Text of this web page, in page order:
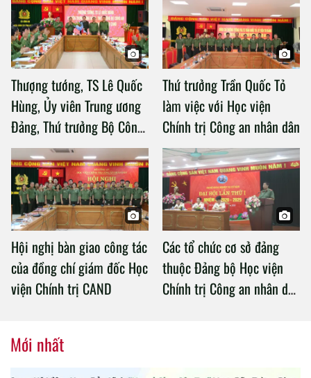
Thượng tướng, TS Lê Quốc
Hùng, Ủy viên Trung ương
Đảng, Thứ trưởng Bộ Công
an làm việc với Học viện
Chính trị Công an nhân dân
Thứ trưởng Trần Quốc Tỏ
làm việc với Học viện
Chính trị Công an nhân dân
Hội nghị bàn giao công tác
của đồng chí giám đốc Học
viện Chính trị CAND
Các tổ chức cơ sở đảng
thuộc Đảng bộ Học viện
Chính trị Công an nhân dân
Mới nhất